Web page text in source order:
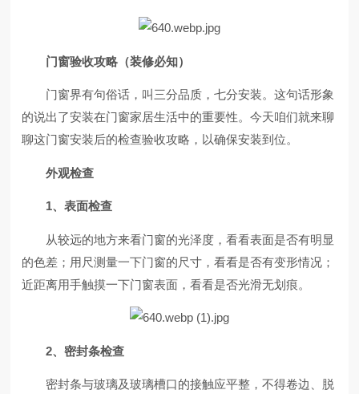
门窗验收攻略 （装修必知）
门窗界有句俗话，叫三分品质，七分安装。这句话形象
的说出了安装在门窗家居生活中的重要性。今天咱们就来聊
聊这门窗安装后的检查验收攻略，以确保安装到位。
外观检查
1、表面检查
从较远的地方来看门窗的光泽度，看看表面是否有明显
的色差；用尺测量一下门窗的尺寸，看看是否有变形情况；
近距离用手触摸一下门窗表面，看看是否光滑无划痕。
2、密封条检查
密封条与玻璃及玻璃槽口的接触应平整，不得卷边、脱